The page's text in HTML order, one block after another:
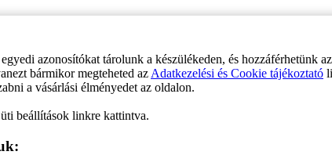
azonosítókat tárolunk a készülékeden, és hozzáférhetünk
bármikor megteheted az Adatkezelési és Cookie tájékoztató
a vásárlási élményedet az oldalon.
beállítások linkre kattintva.